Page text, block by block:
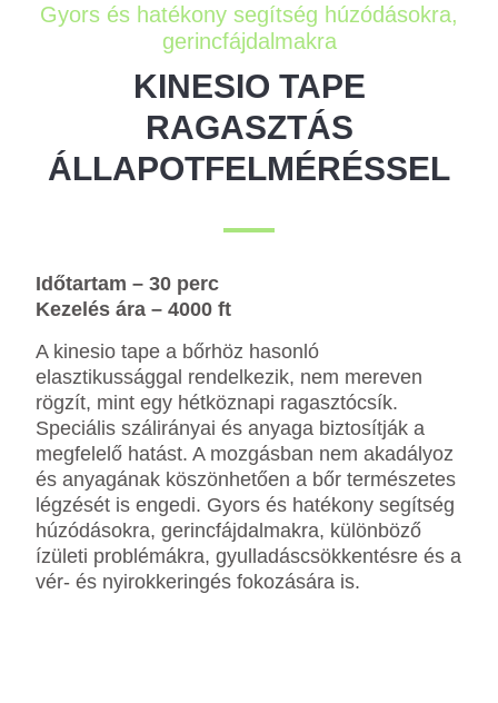
Gyors és hatékony segítség húzódásokra,
gerincfájdalmakra
KINESIO TAPE
RAGASZTÁS
ÁLLAPOTFELMÉRÉSSEL
Időtartam – 30 perc
Kezelés ára – 4000 ft
A kinesio tape a bőrhöz hasonló
elasztikussággal rendelkezik, nem mereven
rögzít, mint egy hétköznapi ragasztócsík.
Speciális szálirányai és anyaga biztosítják a
megfelelő hatást. A mozgásban nem akadályoz
és anyagának köszönhetően a bőr természetes
légzését is engedi. Gyors és hatékony segítség
húzódásokra, gerincfájdalmakra, különböző
ízületi problémákra, gyulladáscsökkentésre és a
vér- és nyirokkeringés fokozására is.